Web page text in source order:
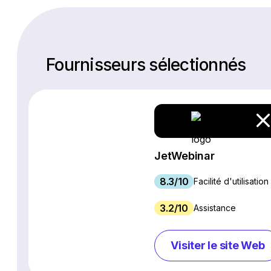
Fournisseurs sélectionnés
JetWebinar
8.3/10 Facilité d'utilisation
3.2/10 Assistance
Visiter le site Web